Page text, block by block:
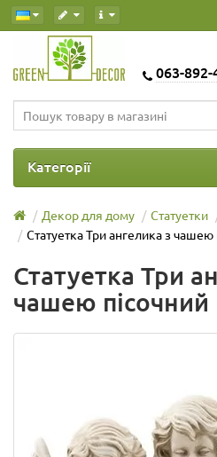
063-892-
Категорії
Декор для дому Статуетки
Статуетка Три ангелика з чашею
Статуетка Три
чашею пісочний